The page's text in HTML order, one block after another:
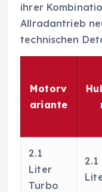
ihrer
Allradantrieb
technischen
Motorv
ariante
2.1
Liter
Turbo
2.1